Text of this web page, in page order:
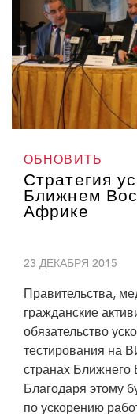
ОБНОВИТЬ
Стратегия
Ближнем
Африке
23 ДЕКАБРЯ 2015
Правительства,
гражданские
обязательство
тестирования на
странах Ближнего
Благодаря этому
по ускорению